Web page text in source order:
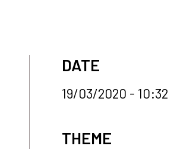
DATE
19/03/2020 - 10:32
News categories
THEME